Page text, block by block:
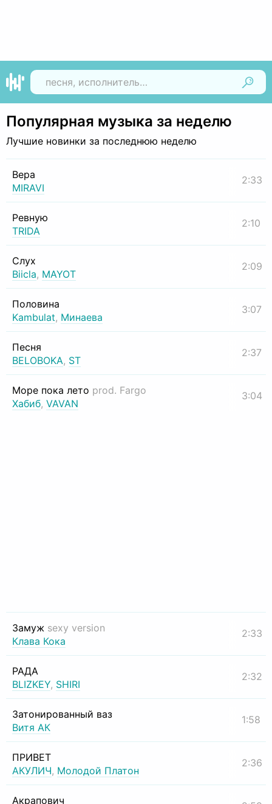
Популярная музыка за неделю
Лучшие новинки за последнюю неделю
Вера
MIRAVI
2:33
Ревную
TRIDA
2:10
Слух
Biicla, MAYOT
2:09
Половина
Kambulat, Минаева
3:07
Песня
BELOBOKA, ST
2:37
Море пока лето prod. Fargo
Хабиб, VAVAN
3:04
Замуж sexy version
Клава Кока
2:33
РАДА
BLIZKEY, SHIRI
2:32
Затонированный ваз
Витя АК
1:58
ПРИВЕТ
АКУЛИЧ, Молодой Платон
2:36
Акрапович